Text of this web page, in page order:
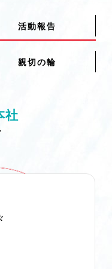
活動報告
親切の輪
社